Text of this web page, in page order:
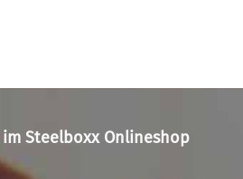
Steelboxx Onlineshop